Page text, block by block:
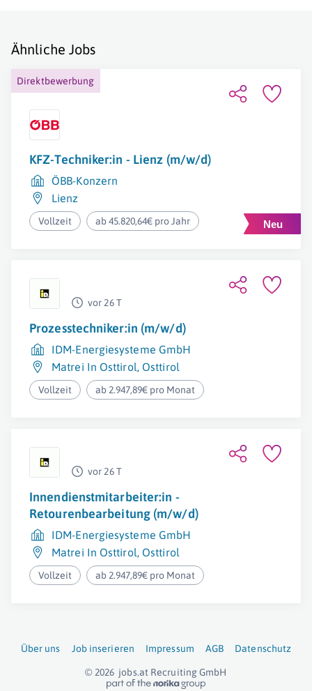
Ähnliche Jobs
Direktbewerbung
KFZ-Techniker:in - Lienz (m/w/d)
ÖBB-Konzern
Lienz
Vollzeit ab 45.820,64€ pro Jahr
vor 26 T
Prozesstechniker:in (m/w/d)
IDM-Energiesysteme GmbH
Matrei In Osttirol, Osttirol
Vollzeit ab 2.947,89€ pro Monat
vor 26 T
Innendienstmitarbeiter:in -
Retourenbearbeitung (m/w/d)
IDM-Energiesysteme GmbH
Matrei In Osttirol, Osttirol
Vollzeit ab 2.947,89€ pro Monat
Über uns Job inserieren Impressum AGB Datenschutz
© 2026 jobs.at Recruiting GmbH